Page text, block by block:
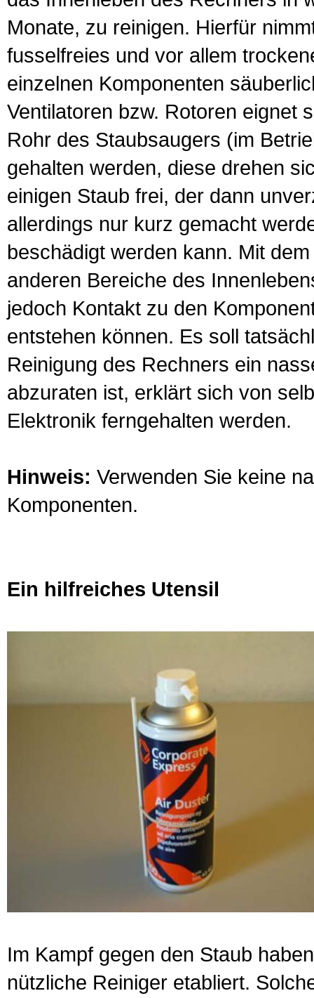
Monate, zu reinigen. Hierfür
fusselfreies und vor allem
einzelnen Komponenten
Ventilatoren bzw. Rotoren eignet
Rohr des Staubsaugers (im
gehalten werden, diese drehen
einigen Staub frei, der dann
allerdings nur kurz gemacht
beschädigt werden kann. Mit
anderen Bereiche des
jedoch Kontakt zu den
entstehen können. Es soll
Reinigung des Rechners ein
abzuraten ist, erklärt sich von
Elektronik ferngehalten werden.
Hinweis: Verwenden Sie keine
Komponenten.
Ein hilfreiches Utensil
Im Kampf gegen den Staub
nützliche Reiniger etabliert.